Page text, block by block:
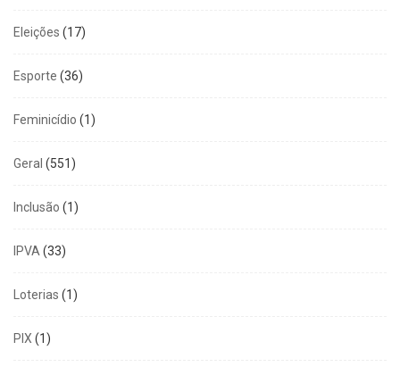
Eleições (17)
Esporte (36)
Feminicídio (1)
Geral (551)
Inclusão (1)
IPVA (33)
Loterias (1)
PIX (1)